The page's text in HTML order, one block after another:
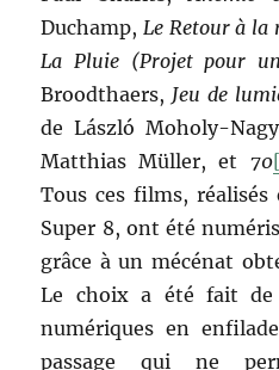
Duchamp,Le Retour à la
La Pluie (Projet pour
Broodthaers, Jeu de
de László Moholy-
Matthias Müller, et 70
Tous ces films,
Super 8, ont été
grâce à un mécénat
Le choix a été fait de
numériques en
passage qui ne